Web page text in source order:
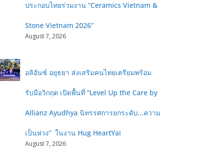
ประกอบไทยร่วมงาน “Ceramics Vietnam &
Stone Vietnam 2026”
August 7, 2026
อลิอันซ์ อยุธยา ส่งเสริมคนไทยเตรียมพร้อม
รับมือวิกฤต เปิดพื้นที่ “Level Up the Care by
Allianz Ayudhya นิทรรศการยกระดับ...ความ
เป็นห่วง” ในงาน Hug HeartYai
August 7, 2026